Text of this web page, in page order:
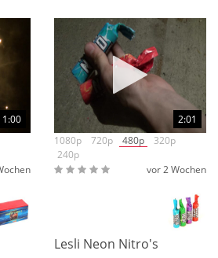
1:00
3
2:01
1080p
720p 480p
320p
240p
vor 2 Wochen
Lesli Neon Nitro's XXL